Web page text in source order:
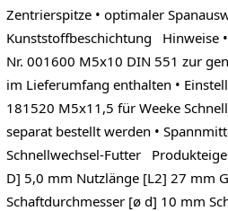
Zentrierspitze • optimaler
Kunststoffbeschichtung Hinweise
Nr. 001600 M5x10 DIN 551 zur
im Lieferumfang enthalten •
181520 M5x11,5 für Weeke
separat bestellt werden •
Schnellwechsel-Futter
D] 5,0 mm Nutzlänge [L2] 27 mm
Schaftdurchmesser [ø d] 10 mm